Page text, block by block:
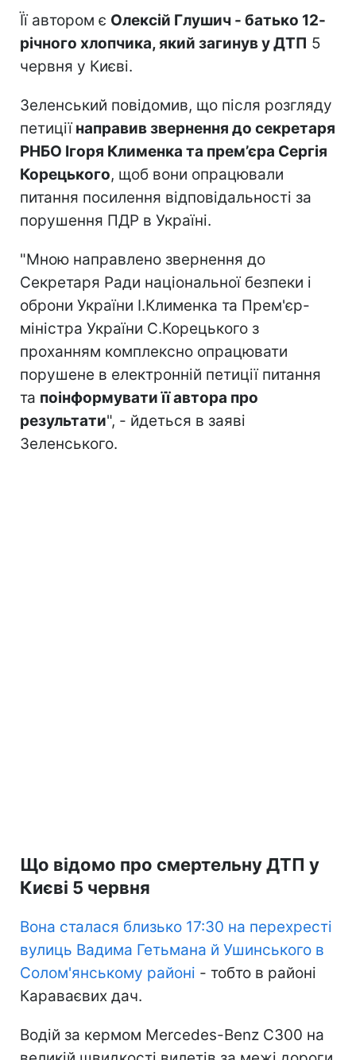
Її автором є Олексій Глушич - батько 12-
річного хлопчика, який загинув у ДТП 5
червня у Києві.
Зеленський повідомив, що після розгляду
петиціїнаправив звернення до секретаря
РНБО Ігоря Клименка та прем’єра Сергія
Корецького, щоб вони опрацювали
питання посилення відповідальності за
порушення ПДР в Україні.
"Мною направлено звернення до
Секретаря Ради національної безпеки і
оброни України І.Клименка та Прем'єр-
міністра України С.Корецького з
проханням комплексно опрацювати
порушене в електронній петиції питання
та поінформувати її автора про
результати", - йдеться в заяві
Зеленського.
Що відомо про смертельну ДТП у
Києві 5 червня
Вона сталася близько 17:30 на перехресті
вулиць Вадима Гетьмана й Ушинського в
Солом'янському районі - тобто в районі
Караваєвих дач.
Водій за кермом Mercedes-Benz C300 на